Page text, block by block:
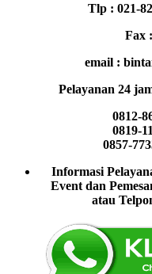
Tlp : 021-
Fax
email :
Pelayanan 24
0812-
0819-
0857-
Informasi
Event dan
atau